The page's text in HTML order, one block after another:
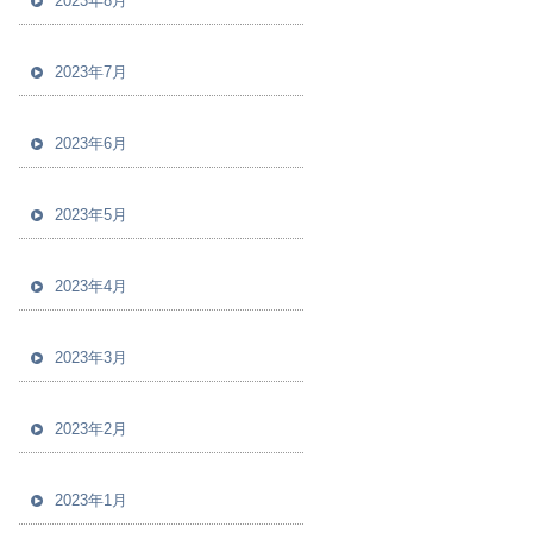
2023年7月
2023年6月
2023年5月
2023年4月
2023年3月
2023年2月
2023年1月